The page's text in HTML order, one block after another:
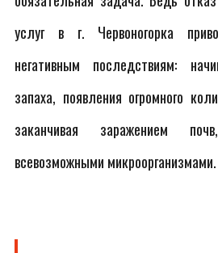
услуг в г. Червоногорка
негативным последствиям:
запаха, появления огромного
заканчивая заражением
всевозможными микроорганизмами.